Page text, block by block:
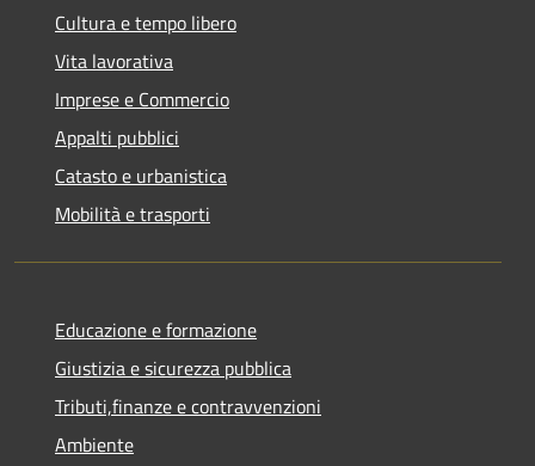
Cultura e tempo libero
Vita lavorativa
Imprese e Commercio
Appalti pubblici
Catasto e urbanistica
Mobilità e trasporti
Educazione e formazione
Giustizia e sicurezza pubblica
Tributi,finanze e contravvenzioni
Ambiente